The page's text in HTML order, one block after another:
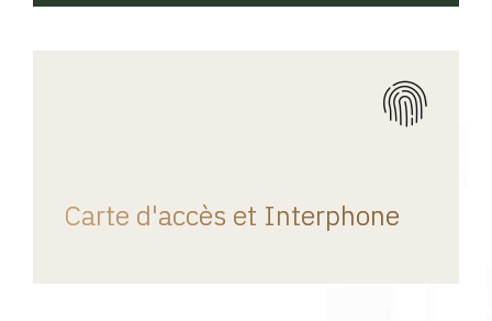
Carte d'accès et Interphone